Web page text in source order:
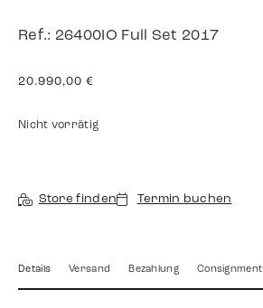
Ref.: 26400IO Full Set 2017
20.990,00 €
Nicht vorrätig
Store finden Termin buchen
Details Versand Bezahlung Consignment